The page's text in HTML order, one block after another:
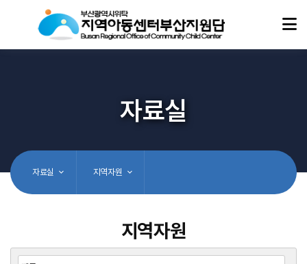
자료실
자료실 지역자원
지역자원